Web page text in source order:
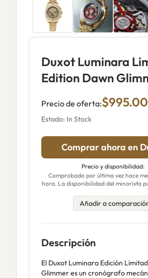
Duxot Luminara
Edition Dawn
Precio de oferta:$995.00
Estado: In Stock
Comprar ahora en
Precio y disponibilidad:
Comprobado por última vez hace
hora. La disponibilidad del minorista
Añadir a
Descripción
El Duxot Luminara Edición
Glimmer es un cronógrafo